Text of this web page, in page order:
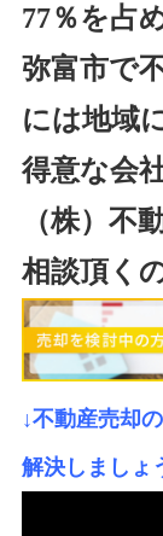
77％を占
弥富市で
には地域
得意な会
（株）不
相談頂く
↓不動産売却
解決しましょ